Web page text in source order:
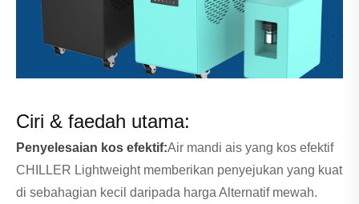
Ciri & faedah utama:
Penyelesaian kos efektif:Air mandi ais yang kos efektif
CHILLER Lightweight memberikan penyejukan yang kuat
di sebahagian kecil daripada harga Alternatif mewah.